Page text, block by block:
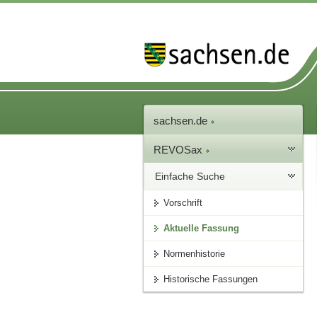
sachsen.de
REVOSax
Einfache Suche
Vorschrift
Aktuelle Fassung
Normenhistorie
Historische Fassungen